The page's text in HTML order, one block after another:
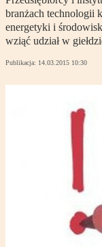
branżach technologii
energetyki i
wziąć udział w
Publikacja: 14.03.2015 10:30